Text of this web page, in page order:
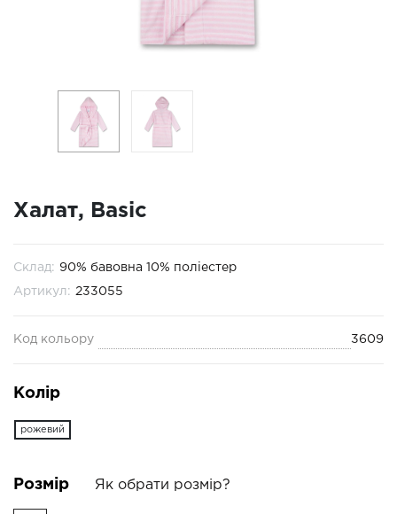
Халат, Basic
Склад: 90% бавовна 10% поліестер
Артикул: 233055
Код кольору 3609
Колір
рожевий
Розмір Як обрати розмір?